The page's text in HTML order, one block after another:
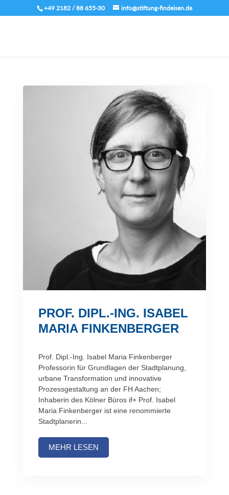
+49 2182 / 88 655-30 info@stiftung-findeisen.de
PROF. DIPL.-ING. ISABEL
MARIA FINKENBERGER
Prof. Dipl.-Ing. Isabel Maria Finkenberger
Professorin für Grundlagen der Stadtplanung,
urbane Transformation und innovative
Prozessgestaltung an der FH Aachen;
Inhaberin des Kölner Büros if+ Prof. Isabel
Maria Finkenberger ist eine renommierte
Stadtplanerin...
MEHR LESEN